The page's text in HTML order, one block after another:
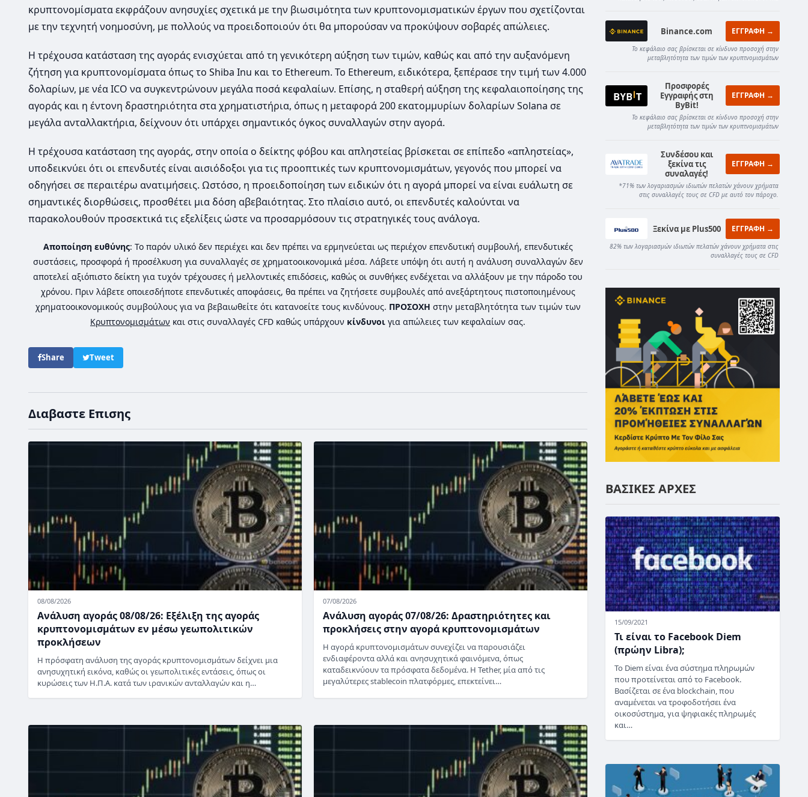
κρυπτονομίσματα εκφράζουν ανησυχίες σχετικά με την βιωσιμότητα των κρυπτονομισματικών έργων που σχετίζονται
με την τεχνητή νοημοσύνη, με πολλούς να προειδοποιούν ότι θα μπορούσαν να προκύψουν σοβαρές απώλειες.
Η τρέχουσα κατάσταση της αγοράς ενισχύεται από τη γενικότερη αύξηση των τιμών, καθώς και από την αυξανόμενη
ζήτηση για κρυπτονομίσματα όπως το Shiba Inu και το Ethereum. Το Ethereum, ειδικότερα, ξεπέρασε την τιμή των 4.000
δολαρίων, με νέα ICO να συγκεντρώνουν μεγάλα ποσά κεφαλαίων. Επίσης, η σταθερή αύξηση της κεφαλαιοποίησης της
αγοράς και η έντονη δραστηριότητα στα χρηματιστήρια, όπως η μεταφορά 200 εκατομμυρίων δολαρίων Solana σε
μεγάλα ανταλλακτήρια, δείχνουν ότι υπάρχει σημαντικός όγκος συναλλαγών στην αγορά.
Η τρέχουσα κατάσταση της αγοράς, στην οποία ο δείκτης φόβου και απληστείας βρίσκεται σε επίπεδο «απληστείας»,
υποδεικνύει ότι οι επενδυτές είναι αισιόδοξοι για τις προοπτικές των κρυπτονομισμάτων, γεγονός που μπορεί να
οδηγήσει σε περαιτέρω ανατιμήσεις. Ωστόσο, η προειδοποίηση των ειδικών ότι η αγορά μπορεί να είναι ευάλωτη σε
σημαντικές διορθώσεις, προσθέτει μια δόση αβεβαιότητας. Στο πλαίσιο αυτό, οι επενδυτές καλούνται να
παρακολουθούν προσεκτικά τις εξελίξεις ώστε να προσαρμόσουν τις στρατηγικές τους ανάλογα.
Αποποίηση ευθύνης: Το παρόν υλικό δεν περιέχει και δεν πρέπει να ερμηνεύεται ως περιέχον επενδυτική συμβουλή, επενδυτικές
συστάσεις, προσφορά ή προσέλκυση για συναλλαγές σε χρηματοοικονομικά μέσα. Λάβετε υπόψη ότι αυτή η ανάλυση συναλλαγών δεν
αποτελεί αξιόπιστο δείκτη για τυχόν τρέχουσες ή μελλοντικές επιδόσεις, καθώς οι συνθήκες ενδέχεται να αλλάξουν με την πάροδο του
χρόνου. Πριν λάβετε οποιεσδήποτε επενδυτικές αποφάσεις, θα πρέπει να ζητήσετε συμβουλές από ανεξάρτητους πιστοποιημένους
χρηματοοικονομικούς συμβούλους για να βεβαιωθείτε ότι κατανοείτε τους κινδύνους. ΠΡΟΣΟΧΗ στην μεταβλητότητα των τιμών των
Κρυπτονομισμάτων και στις συναλλαγές CFD καθώς υπάρχουν κίνδυνοι για απώλειες των κεφαλαίων σας.
Share Tweet
Διαβαστε Επισης
08/08/2026
Ανάλυση αγοράς 08/08/26: Εξέλιξη της αγοράς
κρυπτονομισμάτων εν μέσω γεωπολιτικών
προκλήσεων
Η πρόσφατη ανάλυση της αγοράς κρυπτονομισμάτων δείχνει μια
ανησυχητική εικόνα, καθώς οι γεωπολιτικές εντάσεις, όπως οι
κυρώσεις των Η.Π.Α. κατά των ιρανικών ανταλλαγών και η…
07/08/2026
Ανάλυση αγοράς 07/08/26: Δραστηριότητες και
προκλήσεις στην αγορά κρυπτονομισμάτων
Η αγορά κρυπτονομισμάτων συνεχίζει να παρουσιάζει
ενδιαφέροντα αλλά και ανησυχητικά φαινόμενα, όπως
καταδεικνύουν τα πρόσφατα δεδομένα. Η Tether, μία από τις
μεγαλύτερες stablecoin πλατφόρμες, επεκτείνει…
Binance.com ΕΓΓΡΑΦΗ →
Το κεφάλαιο σας βρίσκεται σε κίνδυνο προσοχή στην
μεταβλητότητα των τιμών των κρυπτνομισμάτων
Προσφορές
Εγγραφής στη
ByBit!
ΕΓΓΡΑΦΗ →
Το κεφάλαιο σας βρίσκεται σε κίνδυνο προσοχή στην
μεταβλητότητα των τιμών των κρυπτνομισμάτων
Συνδέσου και
ξεκίνα τις
συναλαγές!
ΕΓΓΡΑΦΗ →
*71% των λογαριασμών ιδιωτών πελατών χάνουν χρήματα
στις συναλλαγές τους σε CFD με αυτό τον πάροχο.
Ξεκίνα με Plus500 ΕΓΓΡΑΦΗ →
82% των λογαριασμών ιδιωτών πελατών χάνουν χρήματα στις
συναλλαγές τους σε CFD
ΒΑΣΙΚΕΣ ΑΡΧΕΣ
15/09/2021
Τι είναι το Facebook Diem
(πρώην Libra);
Το Diem είναι ένα σύστημα πληρωμών
που προτείνεται από το Facebook.
Βασίζεται σε ένα blockchain, που
αναμένεται να τροφοδοτήσει ένα
οικοσύστημα, για ψηφιακές πληρωμές
και…